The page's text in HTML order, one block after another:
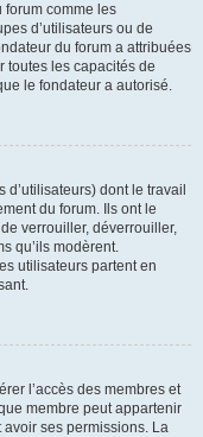
forum comme les
d’utilisateurs ou de
du forum a attribuées
toutes les capacités de
le fondateur a autorisé.
dont le travail
du forum. Ils ont le
verrouiller, déverrouiller,
qu’ils modèrent.
utilisateurs partent en
l’accès des membres et
membre peut appartenir
ses permissions. La